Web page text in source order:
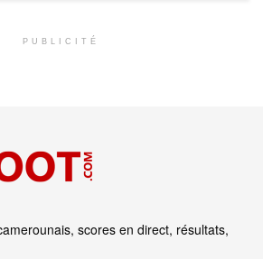
PUBLICITÉ
scores en direct, résultats,